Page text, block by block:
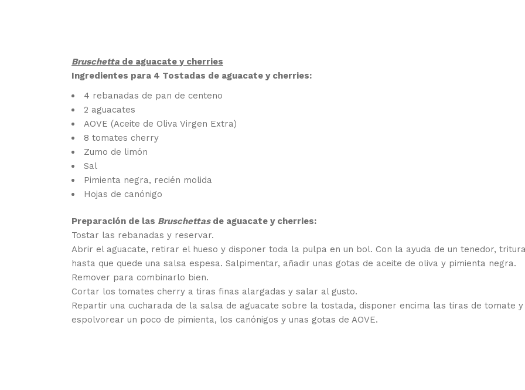
Bruschetta de aguacate y cherries
Ingredientes para 4 Tostadas de aguacate y cherries:
4 rebanadas de pan de centeno
2 aguacates
AOVE (Aceite de Oliva Virgen Extra)
8 tomates cherry
Zumo de limón
Sal
Pimienta negra, recién molida
Hojas de canónigo
Preparación de las Bruschettasde aguacate y cherries:
Tostar las rebanadas y reservar.
Abrir el aguacate, retirar el hueso y disponer toda la pulpa en un bol. Con la ayuda de un tenedor,
hasta que quede una salsa espesa. Salpimentar, añadir unas gotas de aceite de oliva y pimienta negra.
Remover para combinarlo bien.
Cortar los tomates cherry a tiras finas alargadas y salar al gusto.
Repartir una cucharada de la salsa de aguacate sobre la tostada, disponer encima las tiras de tomate y
espolvorear un poco de pimienta, los canónigos y unas gotas de AOVE.